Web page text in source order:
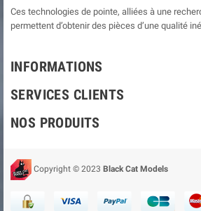
Ces technologies de pointe, alliées à une
permettent d’obtenir des pièces d’une qualité
INFORMATIONS
SERVICES CLIENTS
NOS PRODUITS
Copyright © 2023 Black Cat Models